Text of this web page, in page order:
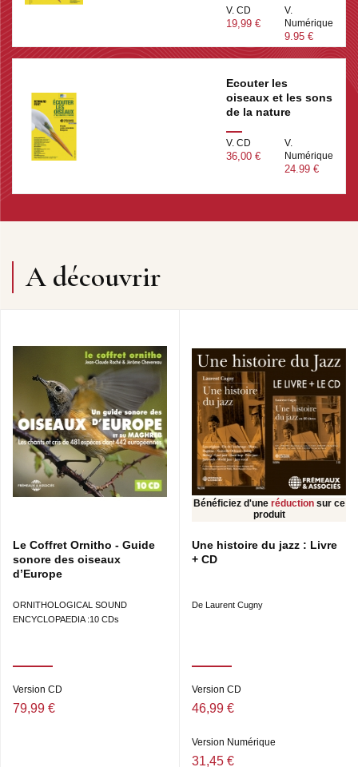
V. CD
19,99 €
V.
Numérique
9.95 €
Ecouter les
oiseaux et les sons
de la nature
V. CD
36,00 €
V.
Numérique
24.99 €
A découvrir
Le Coffret Ornitho - Guide
sonore des oiseaux
d’Europe
ORNITHOLOGICAL SOUND
ENCYCLOPAEDIA :10 CDs
Version CD
79,99 €
Bénéficiez d'une réduction sur ce
produit
Une histoire du jazz : Livre
+ CD
De Laurent Cugny
Version CD
46,99 €
Version Numérique
31,45 €